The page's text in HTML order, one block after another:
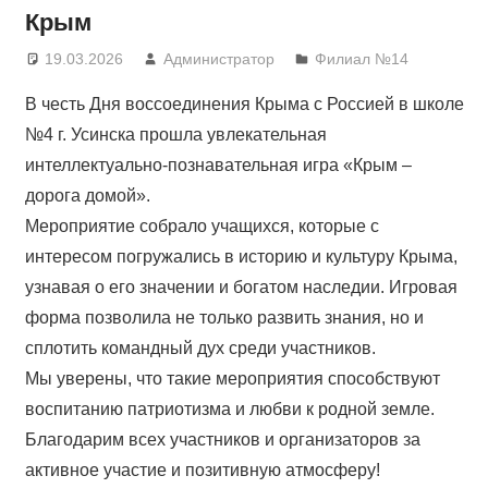
Крым
19.03.2026 Администратор Филиал №14
В честь Дня воссоединения Крыма с Россией в школе
№4 г. Усинска прошла увлекательная
интеллектуально-познавательная игра «Крым –
дорога домой».
Мероприятие собрало учащихся, которые с
интересом погружались в историю и культуру Крыма,
узнавая о его значении и богатом наследии. Игровая
форма позволила не только развить знания, но и
сплотить командный дух среди участников.
Мы уверены, что такие мероприятия способствуют
воспитанию патриотизма и любви к родной земле.
Благодарим всех участников и организаторов за
активное участие и позитивную атмосферу!